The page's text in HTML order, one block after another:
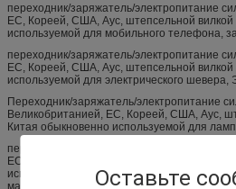
Оставьте
переходник/заряжатель/электропитание
ЕС, Кореей, США, Аус, штепсельной
используемой для мобильного телефона,
переходник/заряжатель/электропитание
ЕС, Кореей, США, Аус, штепсельной
используемой для электрического шевера,
Переходник/заряжатель/электропитание
Великобританией, ЕС, Кореей, США, Аус,
Китая обыкновенно используемой для
переходник/заряжатель/электропитание
ЕС, Кореей, США, Аус, штепсельной вилкой
используемой для игрока МП3/МП4,
машина посещаемости, ЭБоок.